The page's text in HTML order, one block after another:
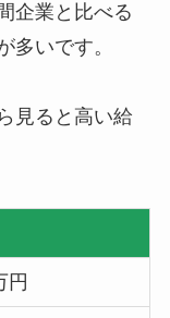
企業と比べる
多いです。
見ると高い給
円